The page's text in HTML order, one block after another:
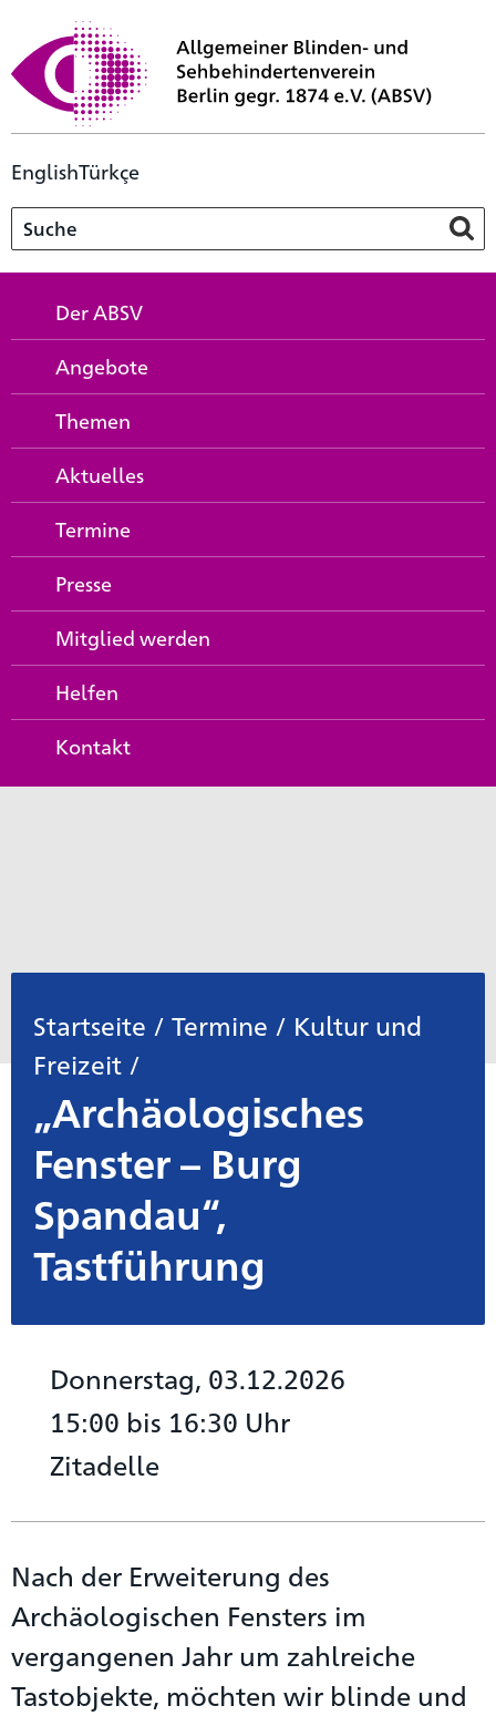
EnglishTürkçe
Der ABSV
Angebote
Themen
Aktuelles
Termine
Presse
Mitglied werden
Helfen
Kontakt
Startseite / Termine / Kultur und
Freizeit /
„Archäologisches
Fenster – Burg
Spandau“,
Tastführung
Donnerstag, 03.12.2026
15:00 bis 16:30 Uhr
Zitadelle
Nach der Erweiterung des
Archäologischen Fensters im
vergangenen Jahr um zahlreiche
Tastobjekte, möchten wir blinde und